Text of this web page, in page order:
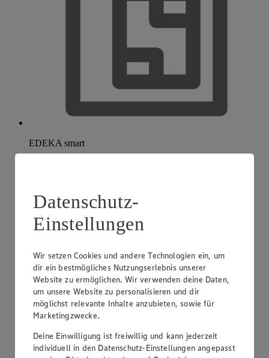
EDEKA smart
Datenschutz-
Einstellungen
Wir setzen Cookies und andere Technologien ein, um
dir ein bestmögliches Nutzungserlebnis unserer
Website zu ermöglichen. Wir verwenden deine Daten,
um unsere Website zu personalisieren und dir
möglichst relevante Inhalte anzubieten, sowie für
Marketingzwecke.
Deine Einwilligung ist freiwillig und kann jederzeit
individuell in den Datenschutz-Einstellungen angepasst